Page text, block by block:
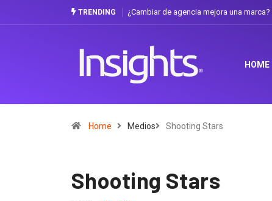
TRENDING ¿Cambiar de agencia mejora una
HOME
Home Medios Shooting Stars
Shooting Stars